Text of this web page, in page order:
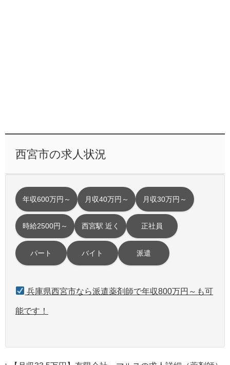
西宮市の求人状況
年収600万円～ 月収40万円～ 月収30万円～
時給2500円～ 西宮駅 近く 正社員
パート バイト 派遣
兵庫県西宮市なら派遣薬剤師で年収800万円～も可
能です！